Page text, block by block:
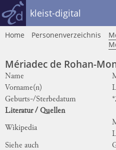
kleist-digital
Home Personenverzeichnis
Mériadec de Rohan-
Name
Vorname(n)
Geburts-/Sterbedatum
Literatur / Quellen
Wikipedia
Siehe auch